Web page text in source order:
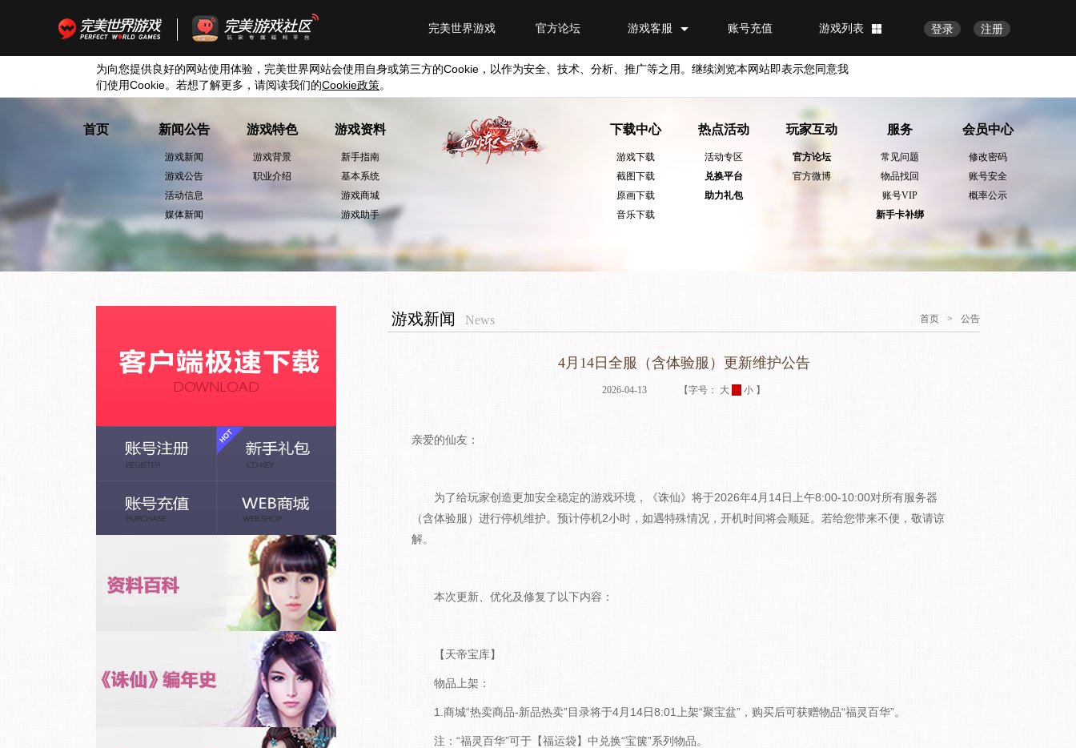
注册
登录
游戏列表
账号充值
游戏客服
官方论坛
完美世界游戏
为向您提供良好的网站使用体验，完美世界网站会使用自身或第三方的Cookie ，以作为安全、技术、分析、推广等之用。继续浏览本网站即表示您同意我
们使用Cookie。若想了解更多，请阅读我们的Cookie政策。
首页 新闻公告
游戏新闻
游戏公告
活动信息
媒体新闻
游戏特色
游戏背景
职业介绍
游戏资料
新手指南
基本系统
游戏商城
游戏助手
下载中心
游戏下载
截图下载
原画下载
音乐下载
热点活动
活动专区
兑换平台
助力礼包
玩家互动
官方论坛
官方微博
服务
常见问题
物品找回
账号VIP
新手卡补绑
会员中心
修改密码
账号安全
概率公示
首页 > 公告
游戏新闻 News
4月14日全服（含体验服）更新维护公告
2026-04-13 【字号： 大 中 小 】
亲爱的仙友：
为了给玩家创造更加安全稳定的游戏环境，《诛仙》将于2026年4月14日上午8:00-10:00对所有服务器
（含体验服）进行停机维护。预计停机2小时，如遇特殊情况，开机时间将会顺延。若给您带来不便，敬请谅
解。
本次更新、优化及修复了以下内容：
【天帝宝库】
物品上架：
1.商城“热卖商品-新品热卖”目录将于4月14日8:01上架“聚宝盆”，购买后可获赠物品“福灵百华”。
注：“福灵百华”可于【福运袋】中兑换“宝箧”系列物品。